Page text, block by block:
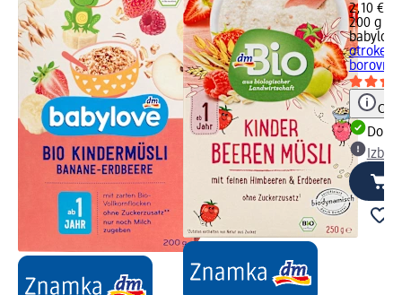
2,10 €
200 g
babylove
otroke z